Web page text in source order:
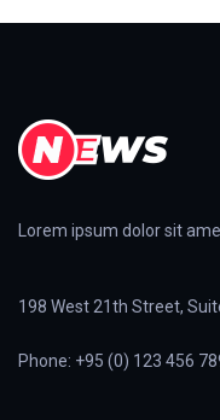
Lorem ipsum dolor sit
198 West 21th Street,
Phone: +95 (0) 123 456